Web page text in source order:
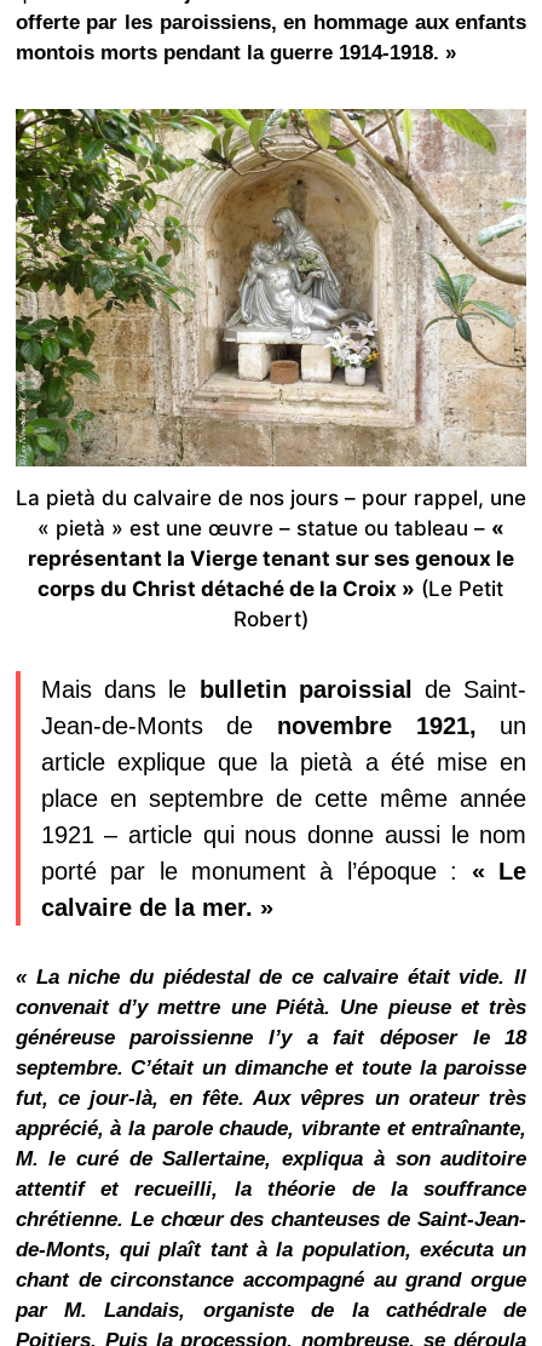
offerte par les paroissiens, en hommage aux enfants
montois morts pendant la guerre 1914-1918. »
La pietà du calvaire de nos jours – pour rappel, une
« pietà » est une œuvre – statue ou tableau – «
représentant la Vierge tenant sur ses genoux le
corps du Christ détaché de la Croix » (Le Petit
Robert)
Mais dans le bulletin paroissial de Saint-
Jean-de-Monts de novembre 1921, un
article explique que la pietà a été mise en
place en septembre de cette même année
1921 – article qui nous donne aussi le nom
porté par le monument à l’époque : « Le
calvaire de la mer. »
« La niche du piédestal de ce calvaire était vide. Il
convenait d’y mettre une Piétà. Une pieuse et très
généreuse paroissienne l’y a fait déposer le 18
septembre. C’était un dimanche et toute la paroisse
fut, ce jour-là, en fête. Aux vêpres un orateur très
apprécié, à la parole chaude, vibrante et entraînante,
M. le curé de Sallertaine, expliqua à son auditoire
attentif et recueilli, la théorie de la souffrance
chrétienne. Le chœur des chanteuses de Saint-Jean-
de-Monts, qui plaît tant à la population, exécuta un
chant de circonstance accompagné au grand orgue
par M. Landais, organiste de la cathédrale de
Poitiers. Puis la procession, nombreuse, se déroula